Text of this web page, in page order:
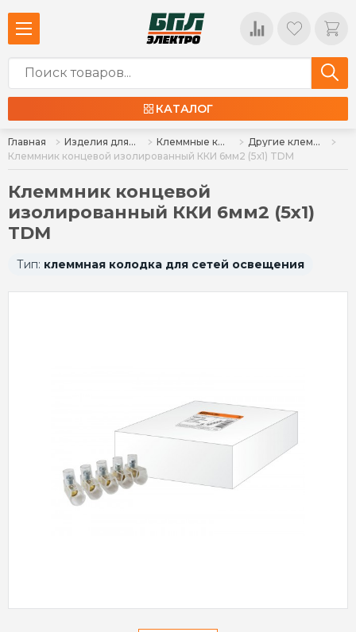
КАТАЛОГ
Главная Изделия для монтажа Клеммные колодки, клеммы, сжимы ответвительные (орехи)
Другие клеммные колодки, зажимы, блоки зажимов, ответвители
Клеммник концевой изолированный ККИ 6мм2 (5х1) TDM
Клеммник концевой
изолированный ККИ 6мм2 (5х1)
TDM
Тип: клеммная колодка для сетей освещения